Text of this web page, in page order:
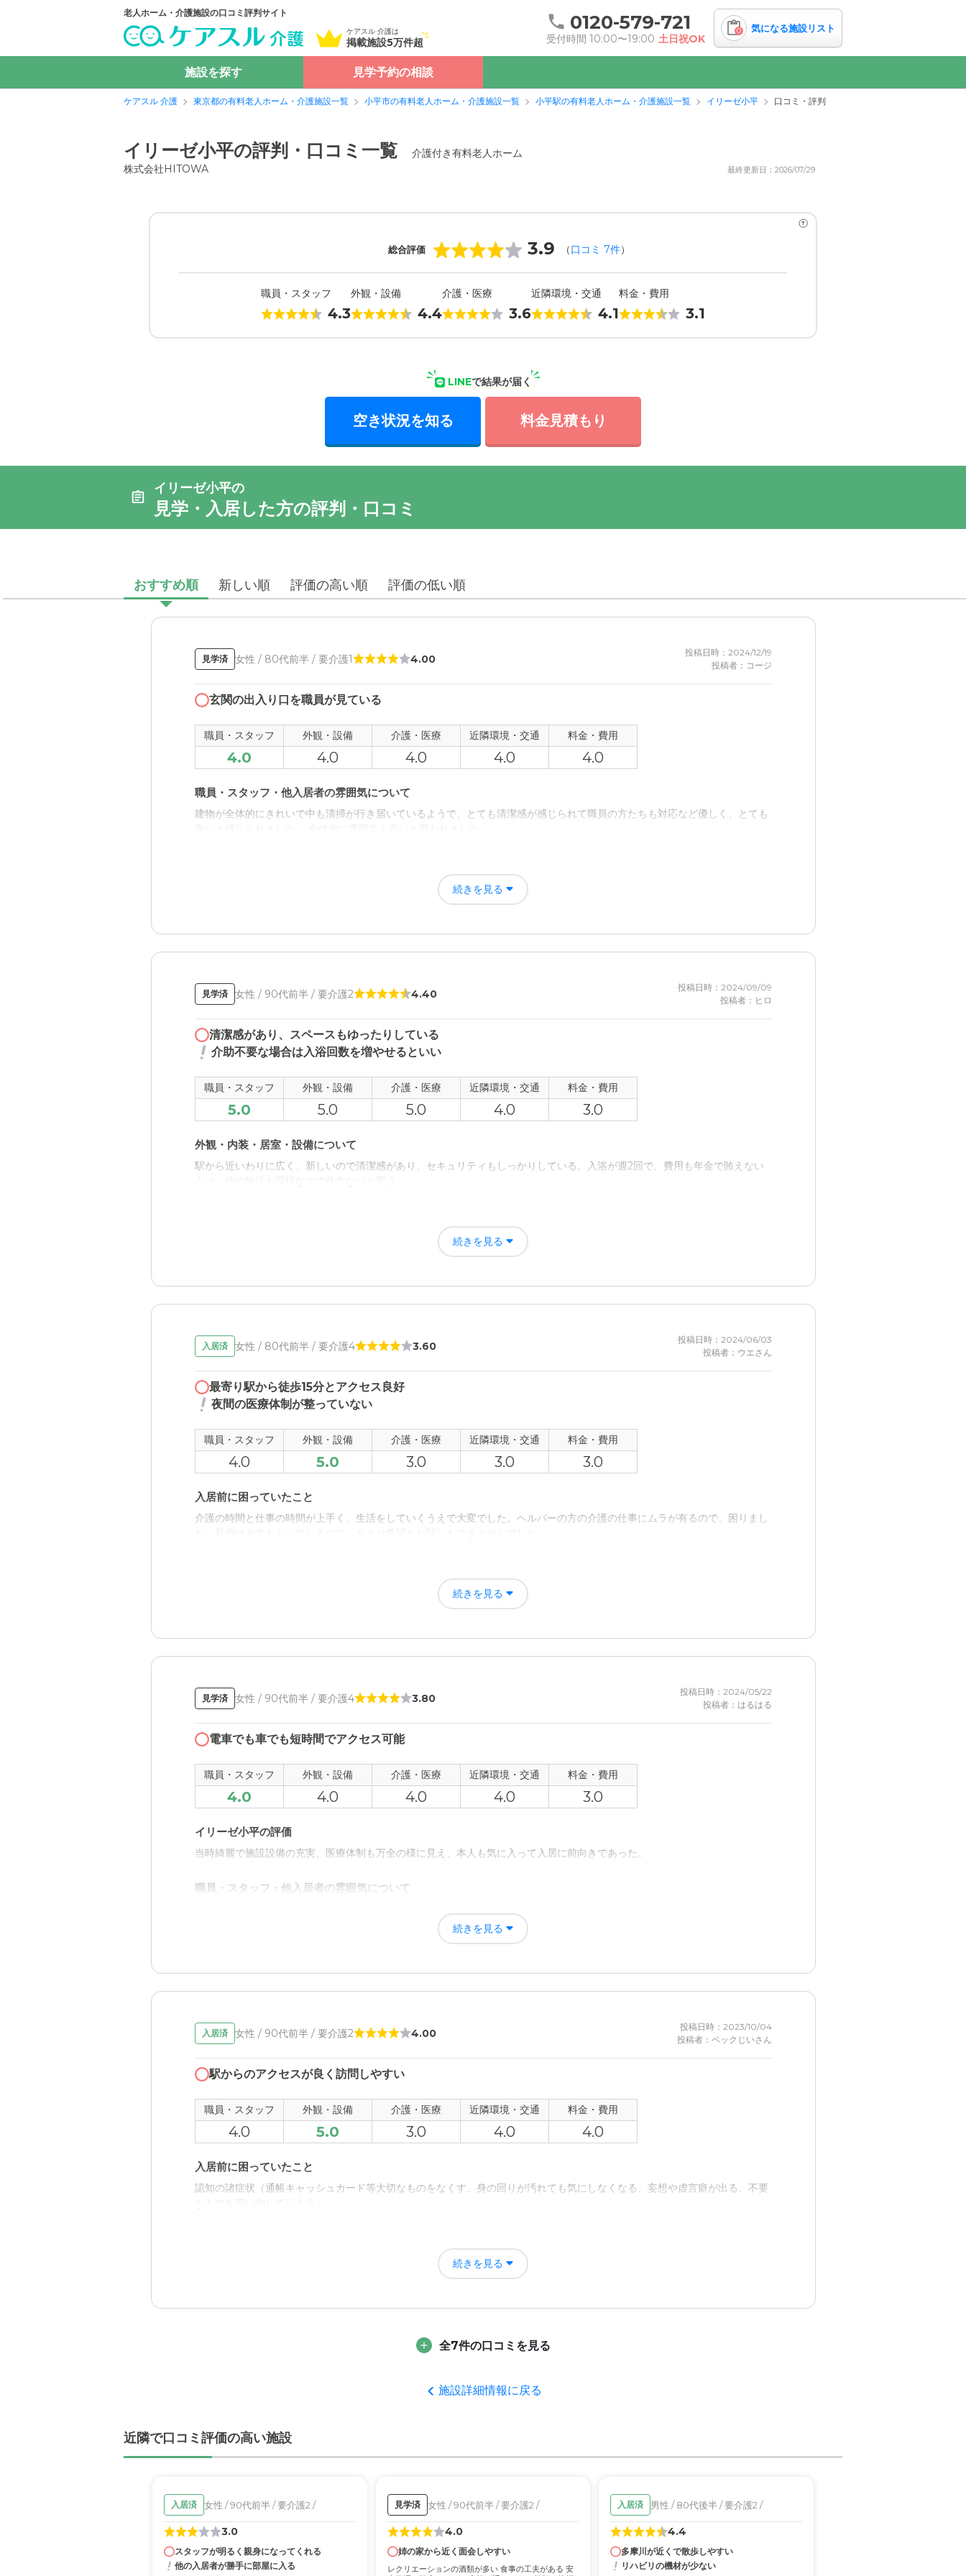
老人ホーム・介護施設の口コミ評判サイト
ケアスル 介護は
掲載施設5万件超
0120-579-721
受付時間 10:00〜19:00 土日祝OK
0 気になる施設リスト
施設を探す 見学予約の相談
ケアスル 介護 東京都の有料老人ホーム・介護施設一覧 小平市の有料老人ホーム・介護施設一覧 小平駅の有料老人ホーム・介護施設一覧 イリーゼ小平 口コミ・評判
イリーゼ小平の評判・口コミ一覧
介護付き有料老人ホーム
株式会社HITOWA
最終更新日：2026/07/29
?
総合評価 3.9 （口コミ 7件）
職員・スタッフ
4.3
外観・設備
4.4
介護・医療
3.6
近隣環境・交通
4.1
料金・費用
3.1
LINEで結果が届く
空き状況を知る 料金見積もり
イリーゼ小平の
見学・入居した方の評判・口コミ
おすすめ順 新しい順 評価の高い順 評価の低い順
見学済 女性 / 80代前半 / 要介護1 4.00
投稿日時：2024/12/19
投稿者：コージ
玄関の出入り口を職員が見ている
職員・スタッフ 外観・設備 介護・医療 近隣環境・交通 料金・費用
4.0 4.0 4.0 4.0 4.0
職員・スタッフ・他入居者の雰囲気について
建物が全体的にきれいで中も清掃が行き届いているようで、とても清潔感が感じられて職員の方たちも対応など優しく、とても
駐車場も車の出し入れが比較的に余裕があり、特に不便は感じられなかった。 また、玄関の出入り口も職員が見ているので、認
知症の方などが勝手に出られないようになっていて良いと思った。
続きを見る
見学済 女性 / 90代前半 / 要介護2 4.40
投稿日時：2024/09/09
投稿者：ヒロ
清潔感があり、スペースもゆったりしている
介助不要な場合は入浴回数を増やせるといい
職員・スタッフ 外観・設備 介護・医療 近隣環境・交通 料金・費用
5.0 5.0 5.0 4.0 3.0
外観・内装・居室・設備について
駅から近いわりに広く、新しいので清潔感があり、セキュリティもしっかりしている。入浴が週2回で、費用も年金で賄えない
駅から近いが、車で行くのには、やや分かりづらい。入浴回数が週2回なのは仕方ないが、増やせると嬉しい。年金で賄えない
続きを見る
入居済 女性 / 80代前半 / 要介護4 3.60
投稿日時：2024/06/03
投稿者：ウエさん
最寄り駅から徒歩15分とアクセス良好
夜間の医療体制が整っていない
職員・スタッフ 外観・設備 介護・医療 近隣環境・交通 料金・費用
4.0 5.0 3.0 3.0 3.0
入居前に困っていたこと
介護の時間と仕事の時間が上手く、生活をしていくうえで大変でした。ヘルパーの方の介護の仕事にムラが有るので、困りまし
24時間介護施設で見守り介護をして下さったので。自分の仕事や家庭の事に時間が持てるようになりました。そのため、精神的
イリーゼ小平の評価
一日の出来事などの申し送りや、本人の体調の変化を電話で3日おきに、連絡をしてくれていました。助かりました。
職員・スタッフ・他入居者の雰囲気について
ら、介護をなさっていたようです。
外観・内装・居室・設備について
外観も綺麗で、お部屋も適度な広さが有り、食堂も広く設備管理も出来てるようでした。
他の施設でも同じぐらいのお金が掛かると思います。又人様に面倒を見て頂いてという事を考えれば。妥当なのですかね。
続きを見る
見学済 女性 / 90代前半 / 要介護4 3.80
投稿日時：2024/05/22
投稿者：はるはる
電車でも車でも短時間でアクセス可能
職員・スタッフ 外観・設備 介護・医療 近隣環境・交通 料金・費用
4.0 4.0 4.0 4.0 3.0
イリーゼ小平の評価
当時綺麗で施設設備の充実、医療体制も万全の様に見え、本人も気に入って入居に前向きであった。
職員・スタッフ・他入居者の雰囲気について
説明だけであるが、完全看護と聞いて安心していた。近くに大きな病院もあり、緊急時にもすぐに対応出来るとのことであっ
た。
近隣環境や交通アクセスについて
料金費用について
続きを見る
入居済 女性 / 90代前半 / 要介護2 4.00
投稿日時：2023/10/04
投稿者：ベックじいさん
駅からのアクセスが良く訪問しやすい
職員・スタッフ 外観・設備 介護・医療 近隣環境・交通 料金・費用
4.0 5.0 3.0 4.0 4.0
入居前に困っていたこと
認知の諸症状（通帳キャッシュカード等大切なものをなくす、身の回りが汚れても気にしなくなる、妄想や虚言癖が出る、不要
認知症が治ることはないのだが、問題行動に発展する機会をなくしたり、減らせることができたので、さほど心配しなくても大
イリーゼ小平の評価
介護医療サービスについて
月一度に医師の検診があり、内科、外科など一般的な医療体制は完備していて安心した。既往症に緑内障、白内障があって眼科
医療は家族対応しなければならない現状があるが、納得している。
続きを見る
全7件の口コミを見る
施設詳細情報に戻る
近隣で口コミ評価の高い施設
入居済 女性 / 90代前半 / 要介護2 /
3.0
スタッフが明るく親身になってくれる
他の入居者が勝手に部屋に入る
見学済 女性 / 90代前半 / 要介護2 /
4.0
姉の家から近く面会しやすい
レクリエーションの酒類が多い 食事の工夫がある 安
入居済 男性 / 80代後半 / 要介護2 /
4.4
多摩川が近くで散歩しやすい
リハビリの機材が少ない